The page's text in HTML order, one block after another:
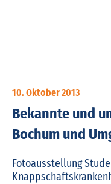
10. Oktober 2013
Bekannte und
Bochum und
Fotoausstellung